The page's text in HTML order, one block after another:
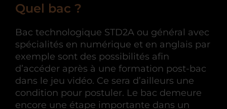
Quel bac ?
Bac technologique STD2A ou général avec
spécialités en numérique et en anglais par
exemple sont des possibilités afin
d’accéder après à une formation post-bac
dans le jeu vidéo. Ce sera d’ailleurs une
condition pour postuler. Le bac demeure
encore une étape importante dans un